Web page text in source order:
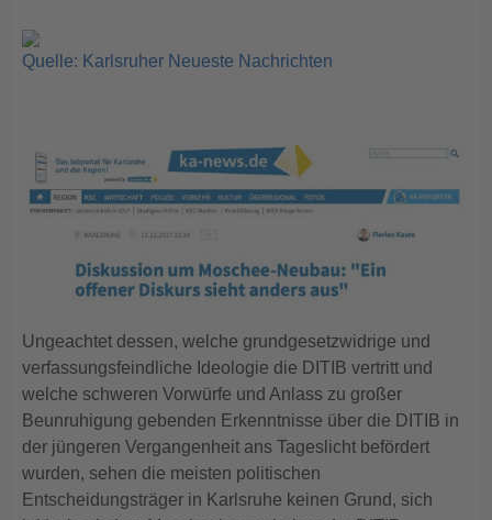
Quelle: Karlsruher Neueste Nachrichten
Ungeachtet dessen, welche grundgesetzwidrige und
verfassungsfeindliche Ideologie die DITIB vertritt und
welche schweren Vorwürfe und Anlass zu großer
Beunruhigung gebenden Erkenntnisse über die DITIB in
der jüngeren Vergangenheit ans Tageslicht befördert
wurden, sehen die meisten politischen
Entscheidungsträger in Karlsruhe keinen Grund, sich